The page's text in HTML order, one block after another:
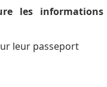
les informations
leur passeport